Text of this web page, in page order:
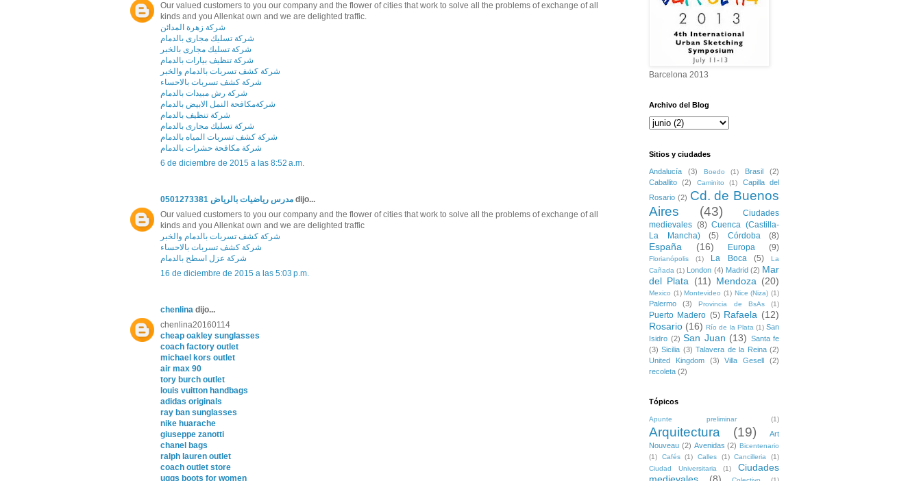
Our valued customers to you our company and the flower of cities that work to solve all the problems of exchange of all
kinds and you Allenkat own and we are delighted traffic.
شركة زهرة المدائن
شركة تسليك مجارى بالدمام
شركة تسليك مجارى بالخبر
شركة تنظيف بيارات بالدمام
شركة كشف تسربات بالدمام والخبر
شركة كشف تسربات بالاحساء
شركة رش مبيدات بالدمام
شركةمكافحة النمل الابيض بالدمام
شركة تنظيف بالدمام
شركة تسليك مجارى بالدمام
شركة كشف تسربات المياه بالدمام
شركة مكافحة حشرات بالدمام
6 de diciembre de 2015 a las 8:52 a.m.
مدرس رياضيات بالرياض 0501273381 dijo...
Our valued customers to you our company and the flower of cities that work to solve all the problems of exchange of all
kinds and you Allenkat own and we are delighted traffic
شركة كشف تسربات بالدمام والخبر
شركة كشف تسربات بالاحساء
شركة عزل اسطح بالدمام
16 de diciembre de 2015 a las 5:03 p.m.
chenlina dijo...
chenlina20160114
cheap oakley sunglasses
coach factory outlet
michael kors outlet
air max 90
tory burch outlet
louis vuitton handbags
adidas originals
ray ban sunglasses
nike huarache
giuseppe zanotti
chanel bags
ralph lauren outlet
coach outlet store
uggs boots for women
Barcelona 2013
Archivo del Blog
Sitios y ciudades
Andalucía (3) Boedo (1) Brasil
(2)
Caballito
(2) Caminito (1)
Capilla del
Rosario (2) Cd. de Buenos
Aires
(43)
Ciudades
medievales (8) Cuenca (Castilla-
La Mancha)
(5) Córdoba (8)
España (16) Europa (9)
Florianópolis (1) La Boca (5)
La
Cañada (1) London (4) Madrid (2) Mar
del Plata (11) Mendoza (20)
Mexico (1) Montevideo (1) Nice (Niza) (1)
Palermo (3) Provincia de BsAs (1)
Puerto Madero (5) Rafaela (12)
Rosario (16) Río de la Plata (1) San
Isidro (2) San Juan (13) Santa fe
(3) Sicilia (3) Talavera de la Reina (2)
United Kingdom
(3) Villa Gesell
(2)
recoleta (2)
Tópicos
Apunte preliminar (1)
Arquitectura (19)
Art
Nouveau (2) Avenidas (2) Bicentenario
(1)
Cafés (1) Calles (1) Cancilleria
(1)
Ciudad Universitaria
(1)
Ciudades